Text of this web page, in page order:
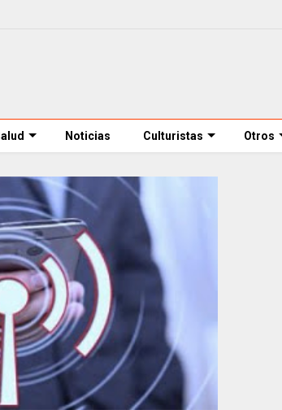
Noticias Culturistas Otros